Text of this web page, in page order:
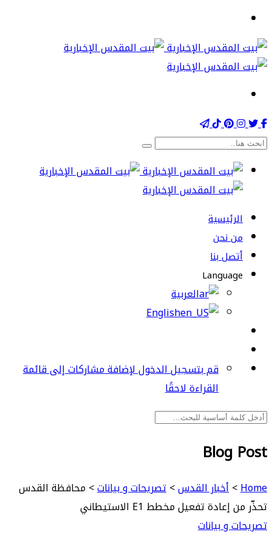
الرئيسية
من نحن
أتصل بنا
Language
العربية
English
قم بتسجيل الدخول لإضافة مشاركات إلى قائمة
القراءة لاحقًا
Blog Post
Home
>أخبار القدس>تصريحات و بيانات> محافظة القدس
تحذّر من إعادة تفعيل مخطط E1 الاستيطاني
تصريحات و بيانات